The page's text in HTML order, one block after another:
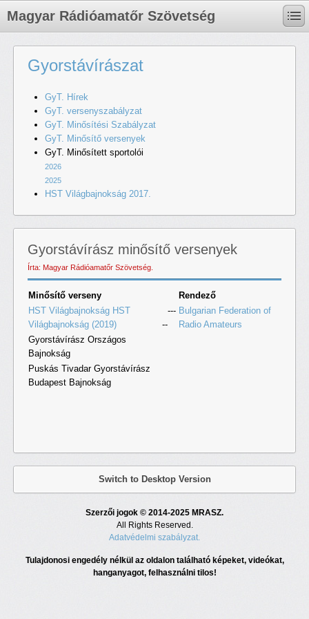
Magyar Rádióamatőr Szövetség
Gyorstávírászat
GyT. Hírek
GyT. versenyszabályzat
GyT. Minősítési Szabályzat
GyT. Minősítő versenyek
GyT. Minősített sportolói
2026
2025
HST Világbajnokság 2017.
Gyorstávírász minősítő versenyek
Írta: Magyar Rádióamatőr Szövetség.
Minősítő verseny
Rendező
HST Világbajnokság HST
Világbajnokság (2019)
---
--
Bulgarian Federation of
Radio Amateurs
Gyorstávírász Országos
Bajnokság
Puskás Tivadar Gyorstávírász
Budapest Bajnokság
Switch to Desktop Version
Szerzői jogok © 2014-2025 MRASZ.
All Rights Reserved.
Adatvédelmi szabályzat.
Tulajdonosi engedély nélkül az oldalon található képeket, videókat,
hanganyagot, felhasználni tilos!